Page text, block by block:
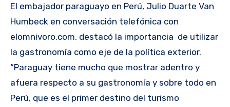
El embajador paraguayo en Perú, Julio Duarte Van
Humbeck en conversación telefónica con
elomnivoro.com, destacó la importancia de utilizar
la gastronomía como eje de la política exterior.
“Paraguay tiene mucho que mostrar adentro y
afuera respecto a su gastronomía y sobre todo en
Perú, que es el primer destino del turismo